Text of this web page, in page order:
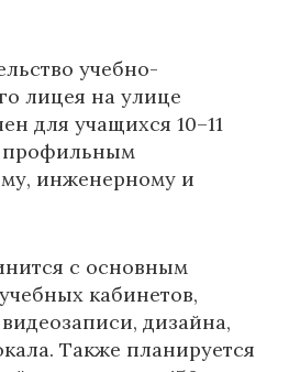
учебно-
лицея на улице
для учащихся 10–11
профильным
инженерному и
с основным
кабинетов,
дизайна,
Также планируется